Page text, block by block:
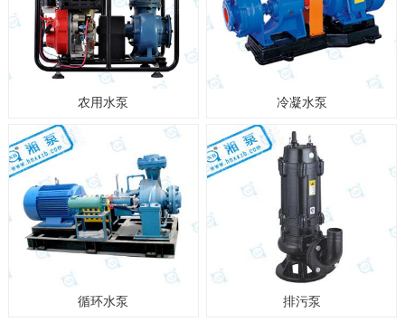
农用水泵 冷凝水泵
循环水泵 排污泵